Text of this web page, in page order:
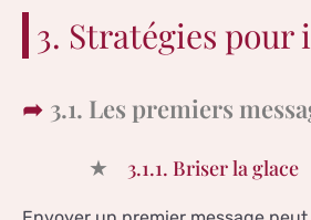
3. Stratégies
3.1. Les premiers
3.1.1. Briser la glace